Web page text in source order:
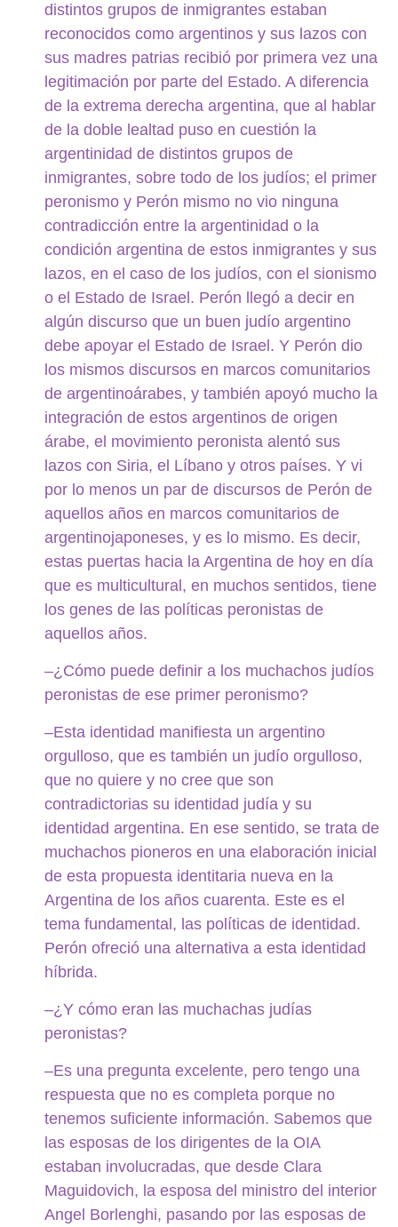
distintos grupos de inmigrantes estaban
reconocidos como argentinos y sus lazos con
sus madres patrias recibió por primera vez una
legitimación por parte del Estado. A diferencia
de la extrema derecha argentina, que al hablar
de la doble lealtad puso en cuestión la
argentinidad de distintos grupos de
inmigrantes, sobre todo de los judíos; el primer
peronismo y Perón mismo no vio ninguna
contradicción entre la argentinidad o la
condición argentina de estos inmigrantes y sus
lazos, en el caso de los judíos, con el sionismo
o el Estado de Israel. Perón llegó a decir en
algún discurso que un buen judío argentino
debe apoyar el Estado de Israel. Y Perón dio
los mismos discursos en marcos comunitarios
de argentinoárabes, y también apoyó mucho la
integración de estos argentinos de origen
árabe, el movimiento peronista alentó sus
lazos con Siria, el Líbano y otros países. Y vi
por lo menos un par de discursos de Perón de
aquellos años en marcos comunitarios de
argentinojaponeses, y es lo mismo. Es decir,
estas puertas hacia la Argentina de hoy en día
que es multicultural, en muchos sentidos, tiene
los genes de las políticas peronistas de
aquellos años.
–¿Cómo puede definir a los muchachos judíos
peronistas de ese primer peronismo?
–Esta identidad manifiesta un argentino
orgulloso, que es también un judío orgulloso,
que no quiere y no cree que son
contradictorias su identidad judía y su
identidad argentina. En ese sentido, se trata de
muchachos pioneros en una elaboración inicial
de esta propuesta identitaria nueva en la
Argentina de los años cuarenta. Este es el
tema fundamental, las políticas de identidad.
Perón ofreció una alternativa a esta identidad
híbrida.
–¿Y cómo eran las muchachas judías
peronistas?
–Es una pregunta excelente, pero tengo una
respuesta que no es completa porque no
tenemos suficiente información. Sabemos que
las esposas de los dirigentes de la OIA
estaban involucradas, que desde Clara
Maguidovich, la esposa del ministro del interior
Angel Borlenghi, pasando por las esposas de